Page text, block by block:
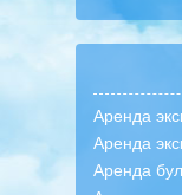
Аренда
Аренда
Аренда